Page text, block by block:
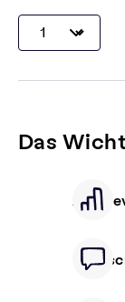
Das
Alle